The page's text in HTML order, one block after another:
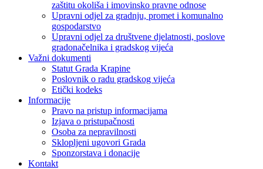
zaštitu okoliša i imovinsko pravne odnose
Upravni odjel za gradnju, promet i komunalno
gospodarstvo
Upravni odjel za društvene djelatnosti, poslove
gradonačelnika i gradskog vijeća
Važni dokumenti
Statut Grada Krapine
Poslovnik o radu gradskog vijeća
Etički kodeks
Informacije
Pravo na pristup informacijama
Izjava o pristupačnosti
Osoba za nepravilnosti
Sklopljeni ugovori Grada
Sponzorstava i donacije
Kontakt